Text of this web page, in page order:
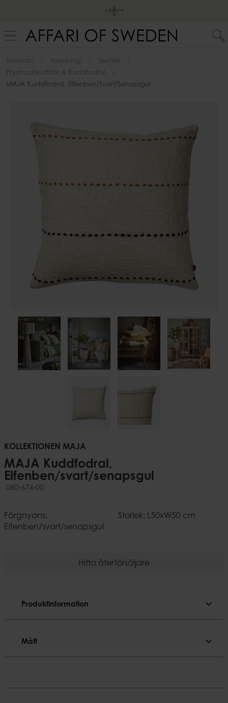
Startsida Inredning
Textilier
Prydnadskuddar & Kuddfodral
MAJA Kuddfodral, Elfenben/svart/senapsgul
KOLLEKTIONEN MAJA
MAJA Kuddfodral,
Elfenben/svart/senapsgul
080-674-00
Färgnyans:
Elfenben/svart/senapsgul
Storlek: L50xW50 cm
Hitta återförsäljare
Produktinformation expand_more
Kombinera med vår innerkudde COSY 070-052-01.
Mått expand_more